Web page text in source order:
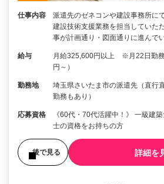
仕事内容
派遣先のゼネコンや建設事務所に
建設技術支援業務を担当していた
事が計画通り・図面通りに進んで
給与
月給325,600円以上 ※月22日勤
円～）
勤務地
埼玉県さいたま市の派遣先（直行
勤務もあり）
応募資格
《60代・70代活躍中！》 一級建
士の資格をお持ちの方
後で見る 詳細を